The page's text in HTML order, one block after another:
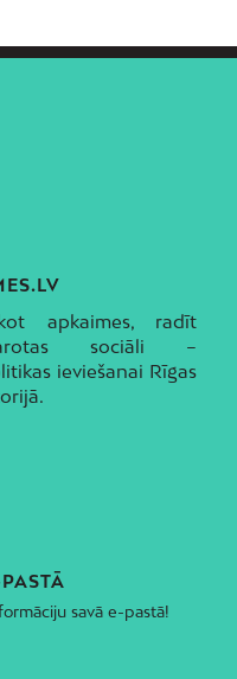
apkaimes, radīt
sociāli –
ieviešanai Rīgas
savā e-pastā!